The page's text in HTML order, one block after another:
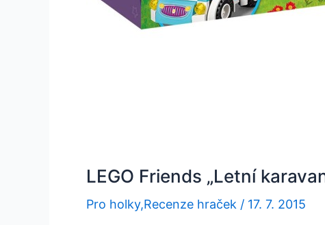
LEGO Friends „Letní
Pro holky,Recenze hraček / 17. 7. 2015